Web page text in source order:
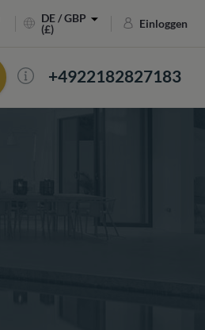
DE / GBP
(£)
Einloggen
+4922182827183